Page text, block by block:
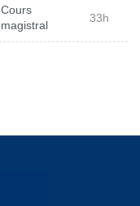
Cours
magistral
33h